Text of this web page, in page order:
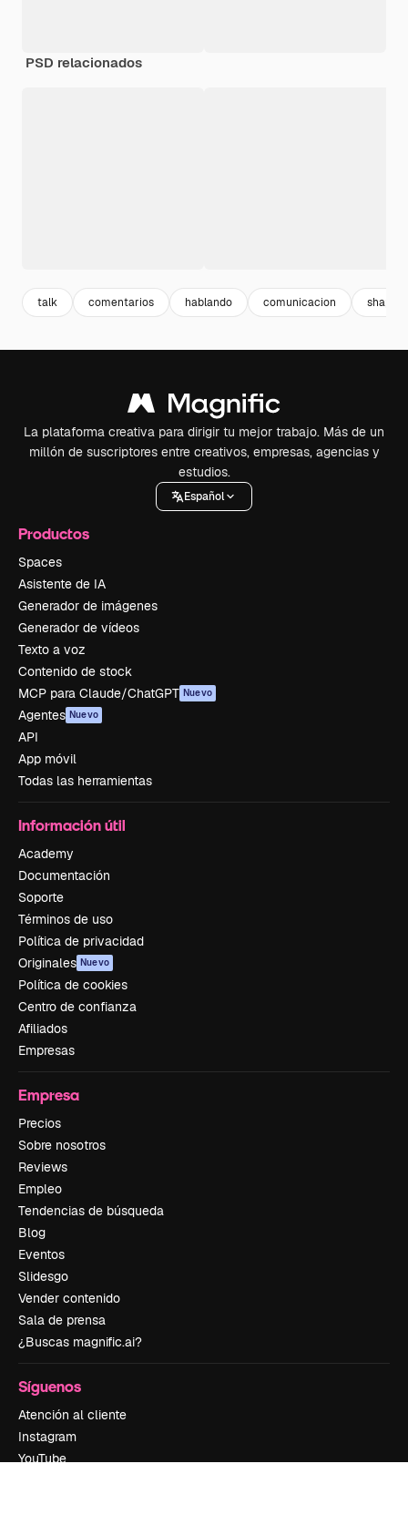
PSD relacionados
talk comentarios hablando comunicacion shapes
La plataforma creativa para dirigir tu mejor trabajo. Más de un
millón de suscriptores entre creativos, empresas, agencias y
estudios.
Español
Productos
Spaces
Asistente de IA
Generador de imágenes
Generador de vídeos
Texto a voz
Contenido de stock
MCP para Claude/ChatGPT Nuevo
Agentes Nuevo
API
App móvil
Todas las herramientas
Información útil
Academy
Documentación
Soporte
Términos de uso
Política de privacidad
Originales Nuevo
Política de cookies
Centro de confianza
Afiliados
Empresas
Empresa
Precios
Sobre nosotros
Reviews
Empleo
Tendencias de búsqueda
Blog
Eventos
Slidesgo
Vender contenido
Sala de prensa
¿Buscas magnific.ai?
Síguenos
Atención al cliente
Instagram
YouTube